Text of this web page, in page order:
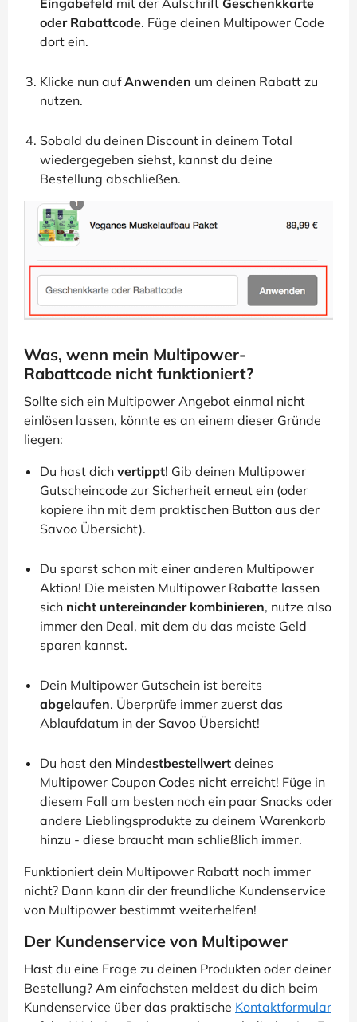
Eingabefeld mit der Aufschrift Geschenkkarte
oder Rabattcode. Füge deinen Multipower Code
dort ein.
Klicke nun aufAnwenden um deinen Rabatt zu
nutzen.
Sobald du deinen Discount in deinem Total
wiedergegeben siehst, kannst du deine
Bestellung abschließen.
Was, wenn mein Multipower-
Rabattcode nicht funktioniert?
Sollte sich ein Multipower Angebot einmal nicht
einlösen lassen, könnte es an einem dieser Gründe
liegen:
Du hast dich vertippt! Gib deinen Multipower
Gutscheincode zur Sicherheit erneut ein (oder
kopiere ihn mit dem praktischen Button aus der
Savoo Übersicht).
Du sparst schon mit einer anderen Multipower
Aktion! Die meisten Multipower Rabatte lassen
sich nicht untereinander kombinieren, nutze also
immer den Deal, mit dem du das meiste Geld
sparen kannst.
Dein Multipower Gutschein ist bereits
abgelaufen. Überprüfe immer zuerst das
Ablaufdatum in der Savoo Übersicht!
Du hast den Mindestbestellwert deines
Multipower Coupon Codes nicht erreicht! Füge in
diesem Fall am besten noch ein paar Snacks oder
andere Lieblingsprodukte zu deinem Warenkorb
hinzu - diese braucht man schließlich immer.
Funktioniert dein Multipower Rabatt noch immer
nicht? Dann kann dir der freundliche Kundenservice
von Multipower bestimmt weiterhelfen!
Der Kundenservice von Multipower
Hast du eine Frage zu deinen Produkten oder deiner
Bestellung? Am einfachsten meldest du dich beim
Kundenservice über das praktische Kontaktformular